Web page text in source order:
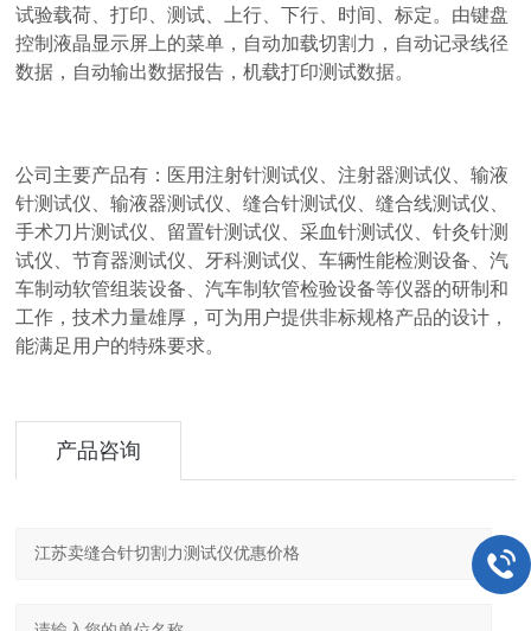
试验载荷、打印、测试、上行、下行、时间、标定。由键盘
控制液晶显示屏上的菜单，自动加载切割力，自动记录线径
数据，自动输出数据报告，机载打印测试数据。
公司主要产品有：医用注射针测试仪、注射器测试仪、输液
针测试仪、输液器测试仪、缝合针测试仪、缝合线测试仪、
手术刀片测试仪、留置针测试仪、采血针测试仪、针灸针测
试仪、节育器测试仪、牙科测试仪、车辆性能检测设备、汽
车制动软管组装设备、汽车制软管检验设备等仪器的研制和
工作，技术力量雄厚，可为用户提供非标规格产品的设计，
能满足用户的特殊要求。
产品咨询